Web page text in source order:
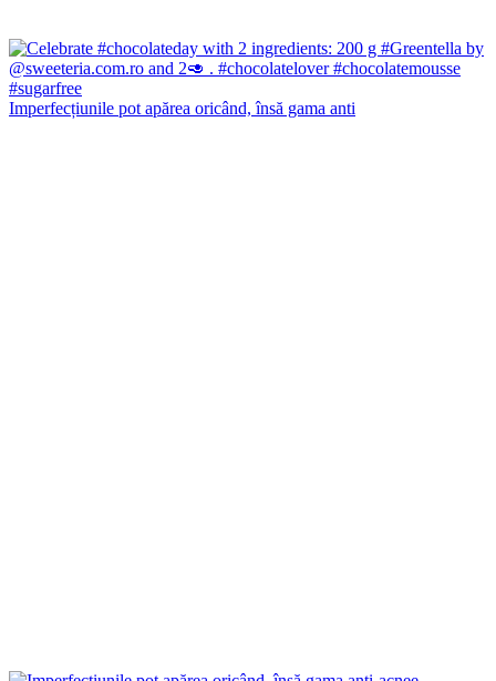
Imperfecțiunile pot apărea oricând, însă gama anti